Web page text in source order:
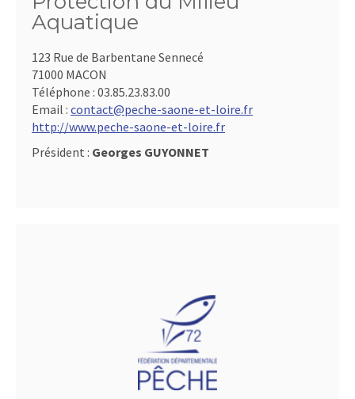
Aquatique
123 Rue de Barbentane Sennecé
71000 MACON
Téléphone : 03.85.23.83.00
Email : contact@peche-saone-et-loire.fr
http://www.peche-saone-et-loire.fr
Président : Georges GUYONNET